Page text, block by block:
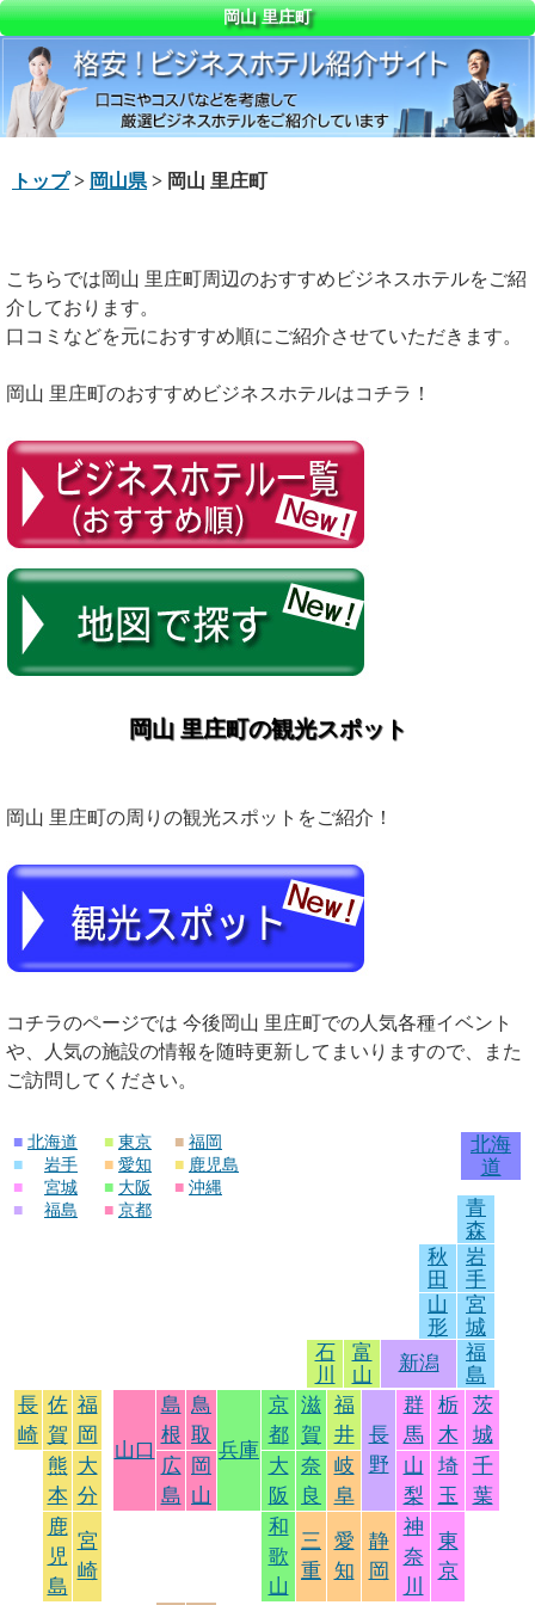
岡山 里庄町
トップ> 岡山県 > 岡山 里庄町
こちらでは岡山 里庄町周辺のおすすめビジネスホテルをご紹
介しております。
口コミなどを元におすすめ順にご紹介させていただきます。
岡山 里庄町のおすすめビジネスホテルはコチラ！
岡山 里庄町の観光スポット
岡山 里庄町の周りの観光スポットをご紹介！
コチラのページでは 今後岡山 里庄町での人気各種イベント
や、人気の施設の情報を随時更新してまいりますので、また
ご訪問してください。
■ 北海道
■
岩手
■
宮城
■
福島
■ 東京
■ 愛知
■ 大阪
■ 京都
■ 福岡
■ 鹿児島
■ 沖縄
北海
道
青
森
秋
田
岩
手
山
形
宮
城
石
川
富
山
新潟
福
島
長
崎
佐
賀
福
岡
山口
島
根
鳥
取
兵庫
京
都
滋
賀
福
井
長
野
群
馬
栃
木
茨
城
熊
本
大
分
広
島
岡
山
大
阪
奈
良
岐
阜
山
梨
埼
玉
千
葉
鹿
児
島
宮
崎
和
歌
山
三
重
愛
知
静
岡
神
奈
川
東
京